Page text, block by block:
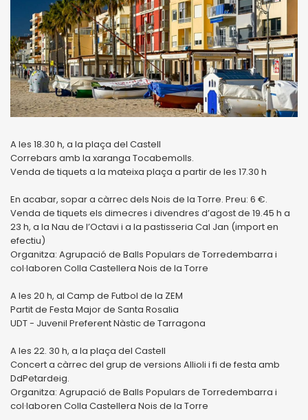
A les 18.30 h, a la plaça del Castell
Correbars amb la xaranga Tocabemolls.
Venda de tiquets a la mateixa plaça a partir de les 17.30 h
En acabar, sopar a càrrec dels Nois de la Torre. Preu: 6 €.
Venda de tiquets els dimecres i divendres d’agost de 19.45 h a
23 h, a la Nau de l’Octavi i a la pastisseria Cal Jan (import en
efectiu)
Organitza: Agrupació de Balls Populars de Torredembarra i
col·laboren Colla Castellera Nois de la Torre
A les 20 h, al Camp de Futbol de la ZEM
Partit de Festa Major de Santa Rosalia
UDT - Juvenil Preferent Nàstic de Tarragona
A les 22. 30 h, a la plaça del Castell
Concert a càrrec del grup de versions Allioli i fi de festa amb
DdPetardeig.
Organitza: Agrupació de Balls Populars de Torredembarra i
col·laboren Colla Castellera Nois de la Torre